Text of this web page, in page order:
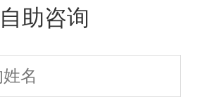
自助咨询